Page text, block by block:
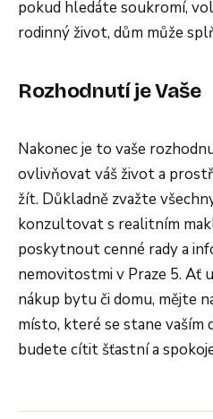
pokud hledáte soukromí,
rodinný život, dům může
Rozhodnutí je Vaše
Nakonec je to vaše
ovlivňovat váš život a
žít. Důkladně zvažte
konzultovat s realitním
poskytnout cenné rady a
nemovitostmi v Praze 5. Ať
nákup bytu či domu, mějte
místo, které se stane vaším
budete cítit šťastní a